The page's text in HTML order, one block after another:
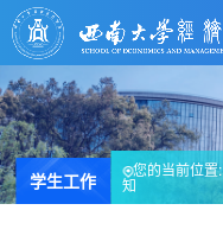
学生工作 您的当前位置:
知